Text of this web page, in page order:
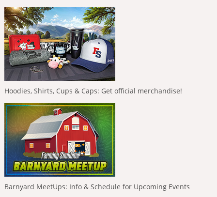
Hoodies, Shirts, Cups & Caps: Get official merchandise!
Barnyard MeetUps: Info & Schedule for Upcoming Events